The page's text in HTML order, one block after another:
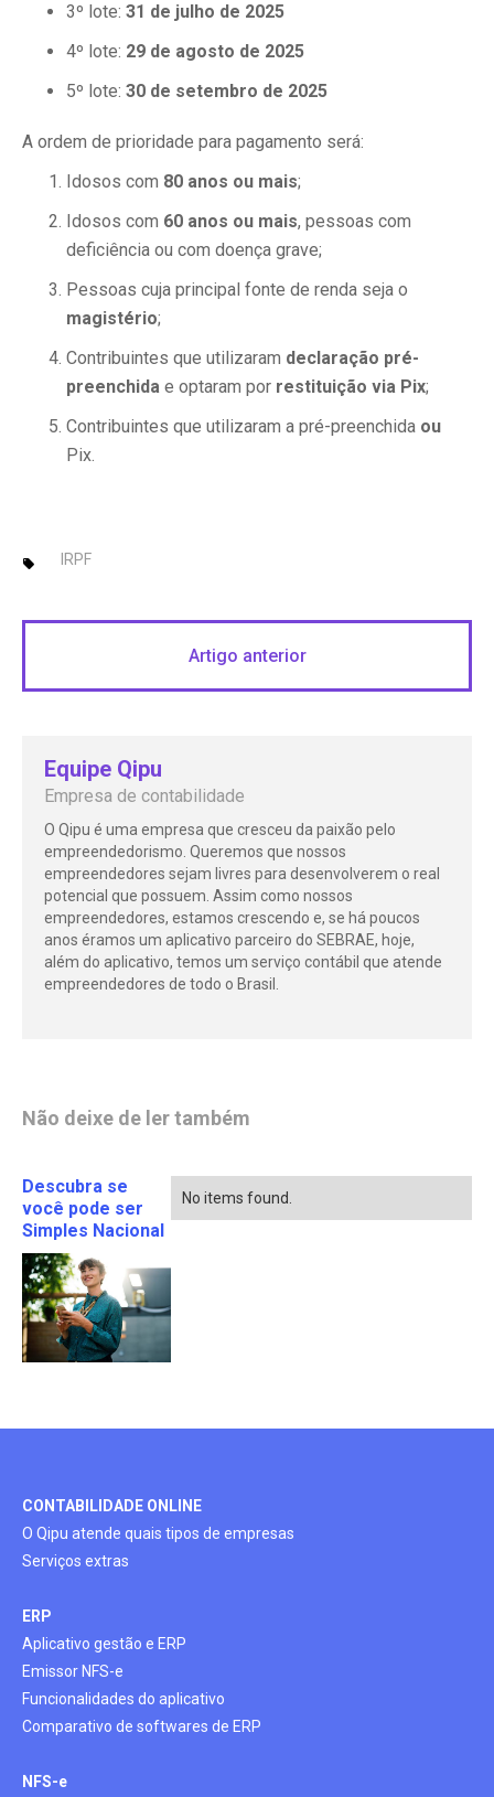
3º lote: 31 de julho de 2025
4º lote: 29 de agosto de 2025
5º lote: 30 de setembro de 2025
A ordem de prioridade para pagamento será:
Idosos com 80 anos ou mais;
Idosos com 60 anos ou mais, pessoas com
deficiência ou com doença grave;
Pessoas cuja principal fonte de renda seja o
magistério;
Contribuintes que utilizaram declaração pré-
preenchida e optaram por restituição via Pix;
Contribuintes que utilizaram a pré-preenchida ou
Pix.
IRPF
Artigo anterior
Equipe Qipu
Empresa de contabilidade
O Qipu é uma empresa que cresceu da paixão pelo
empreendedorismo. Queremos que nossos
empreendedores sejam livres para desenvolverem o real
potencial que possuem. Assim como nossos
empreendedores, estamos crescendo e, se há poucos
anos éramos um aplicativo parceiro do SEBRAE, hoje,
além do aplicativo, temos um serviço contábil que atende
empreendedores de todo o Brasil.
Não deixe de ler também
Descubra se
você pode ser
Simples Nacional
No items found.
CONTABILIDADE ONLINE
O Qipu atende quais tipos de empresas
Serviços extras
ERP
Aplicativo gestão e ERP
Emissor NFS-e
Funcionalidades do aplicativo
Comparativo de softwares de ERP
NFS-e